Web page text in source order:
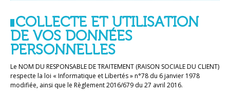
COLLECTE ET UTILISATION
DE VOS DONNÉES
PERSONNELLES
Le NOM DU RESPONSABLE DE TRAITEMENT (RAISON SOCIALE DU CLIENT)
respecte la loi « Informatique et Libertés » n°78 du 6 janvier 1978
modifiée, ainsi que le Règlement 2016/679 du 27 avril 2016.